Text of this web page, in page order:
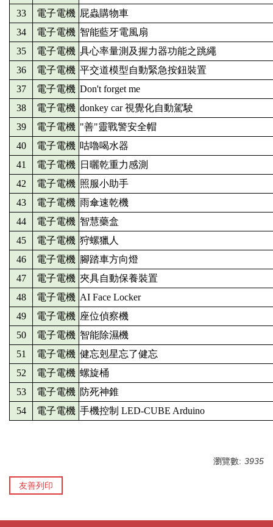
33
電子電機 屁蟲購物車
34
電子電機 智能藍牙電風扇
35
電子電機 具心率量測及握力器功能之跳繩
36
電子電機 平交道模型自動緊急按鈕裝置
37
電子電機 Don't forget me
38
電子電機 donkey car 視覺化自動駕駛
39
電子電機 "善"靈戰警安全帽
40
電子電機 咕嚕喝水器
41
電子電機
日曬乾重力感測
42
電子電機 照服小助手
43
電子電機 雨傘速乾機
44
電子電機 智慧藥盒
45
電子電機 狩螺獵人
46
電子電機 腳踏車方向燈
47
電子電機 夾具自動保養裝置
48
電子電機 AI Face Locker
49
電子電機 座位偵察機
50
電子電機 智能除濕機
51
電子電機 健忘剋星忘了健忘
52
電子電機 螺旋桶
53
電子電機 防死神錐
54
電子電機 手機控制 LED-CUBE Arduino
瀏覽數: 3935
友善列印